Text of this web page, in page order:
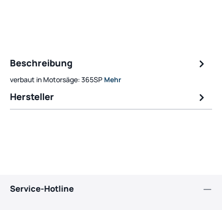
Beschreibung
verbaut in Motorsäge: 365SP Mehr
Hersteller
Service-Hotline